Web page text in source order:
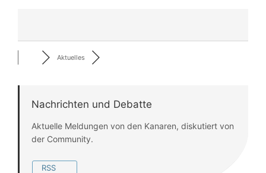
Aktuelles
Nachrichten und Debatte
Aktuelle Meldungen von den Kanaren, diskutiert von
der Community.
RSS